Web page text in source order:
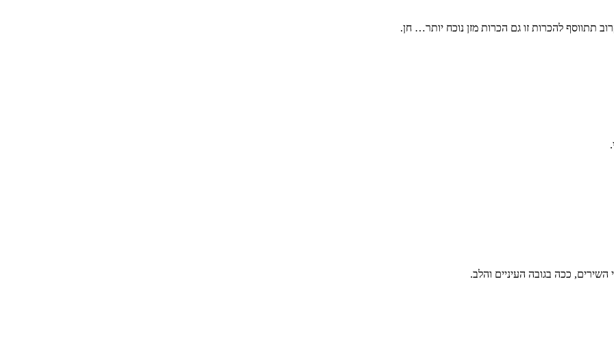
תתווסף להכרות זו גם הכרות מזן נוכח יותר… חן.
השירים, ככה בגובה העיניים והלב.